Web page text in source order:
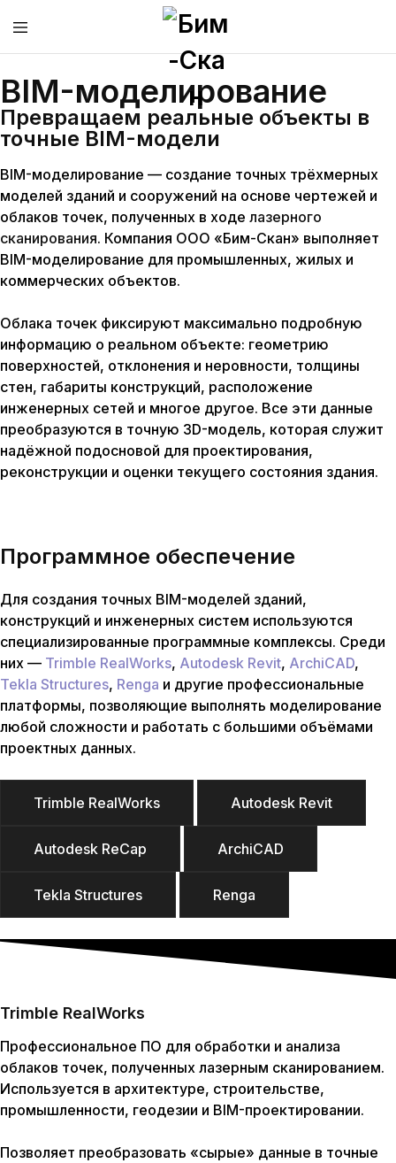
BIM-моделирование
Превращаем реальные объекты в
точные BIM-модели
BIM-моделирование — создание точных трёхмерных
моделей зданий и сооружений на основе чертежей и
облаков точек, полученных в ходе лазерного
сканирования. Компания ООО «Бим-Скан» выполняет
BIM-моделирование для промышленных, жилых и
коммерческих объектов.
Облака точек фиксируют максимально подробную
информацию о реальном объекте: геометрию
поверхностей, отклонения и неровности, толщины
стен, габариты конструкций, расположение
инженерных сетей и многое другое. Все эти данные
преобразуются в точную 3D-модель, которая служит
надёжной подосновой для проектирования,
реконструкции и оценки текущего состояния здания.
Программное обеспечение
Для создания точных BIM-моделей зданий,
конструкций и инженерных систем используются
специализированные программные комплексы. Среди
них — Trimble RealWorks, Autodesk Revit, ArchiCAD,
Tekla Structures, Renga и другие профессиональные
платформы, позволяющие выполнять моделирование
любой сложности и работать с большими объёмами
проектных данных.
Trimble RealWorks Autodesk Revit
Autodesk ReCap ArchiCAD
Tekla Structures Renga
Trimble RealWorks
Профессиональное ПО для обработки и анализа
облаков точек, полученных лазерным сканированием.
Используется в архитектуре, строительстве,
промышленности, геодезии и BIM-проектировании.
Позволяет преобразовать «сырые» данные в точные